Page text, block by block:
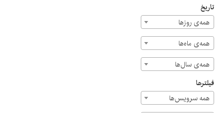
تاریخ
همه‌ی روزها
همه‌ی ماه‌ها
همه‌ی سال‌ها
فیلترها
همه سرویس‌ها